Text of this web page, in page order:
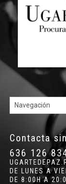
Contacta
636 126
DE LUNES A
DE 8:00H A